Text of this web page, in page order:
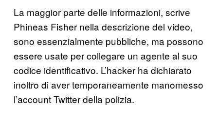
La maggior parte delle informazioni, scrive
Phineas Fisher nella descrizione del video,
sono essenzialmente pubbliche, ma possono
essere usate per collegare un agente al suo
codice identificativo. L’hacker ha dichiarato
inoltro di aver temporaneamente manomesso
l’account Twitter della polizia.